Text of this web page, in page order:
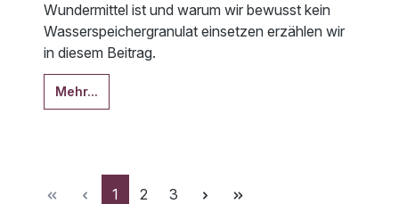
Wundermittel ist und warum wir bewusst kein
Wasserspeichergranulat einsetzen erzählen wir
in diesem Beitrag.
Mehr...
Seite
1 Seite
2 Seite
3